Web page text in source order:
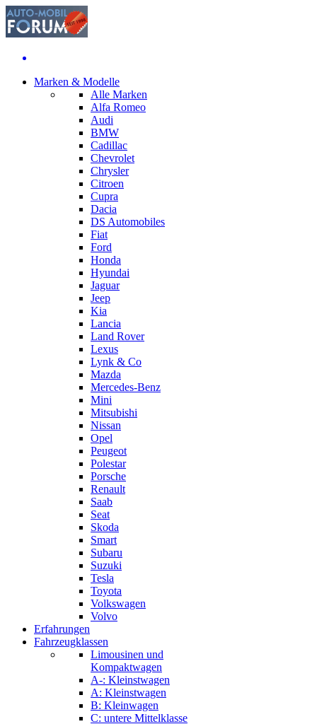
Marken & Modelle
Alle Marken
Alfa Romeo
Audi
BMW
Cadillac
Chevrolet
Chrysler
Citroen
Cupra
Dacia
DS Automobiles
Fiat
Ford
Honda
Hyundai
Jaguar
Jeep
Kia
Lancia
Land Rover
Lexus
Lynk & Co
Mazda
Mercedes-Benz
Mini
Mitsubishi
Nissan
Opel
Peugeot
Polestar
Porsche
Renault
Saab
Seat
Skoda
Smart
Subaru
Suzuki
Tesla
Toyota
Volkswagen
Volvo
Erfahrungen
Fahrzeugklassen
Limousinen und
Kompaktwagen
A-: Kleinstwagen
A: Kleinstwagen
B: Kleinwagen
C: untere Mittelklasse